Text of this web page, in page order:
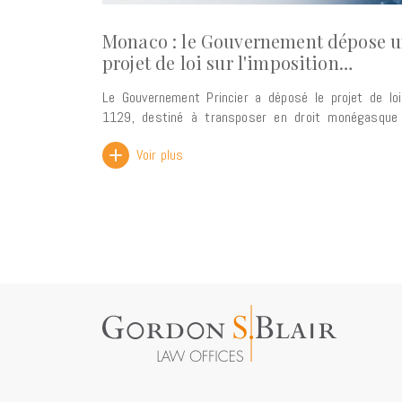
Monaco : le Gouvernement dépose
projet de loi sur l'imposition
multinationaux
Le Gouvernement Princier a déposé le projet de
1129, destiné à transposer en droit monégasque
règles du Pilier 2 de l'OCDE. Ce texte
l'instauration d'un taux effectif minimal d'imposition
territoire, en évitant que l'impôt complémentaire ne
perçu par d'autres juridictions. Le Gouvernement
souligne également que ce nouveau dispositif
Voir plus